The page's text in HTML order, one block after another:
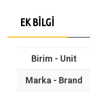
EK BILGI
Birim - Unit
Marka - Brand